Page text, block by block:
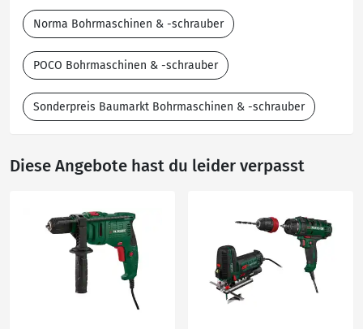
Norma Bohrmaschinen & -schrauber
POCO Bohrmaschinen & -schrauber
Sonderpreis Baumarkt Bohrmaschinen & -schrauber
Diese Angebote hast du leider verpasst